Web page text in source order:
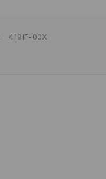
419IF-00X